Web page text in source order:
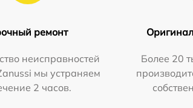
ремонт
неисправностей
мы устраняем
2 часов.
Более 20